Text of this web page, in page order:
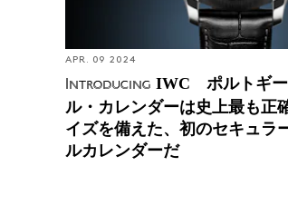
APR. 09 2024
Introducing IWC ポルトギー
ル・カレンダーは史上最も正
イズを備えた、初のセキュラ
ルカレンダーだ